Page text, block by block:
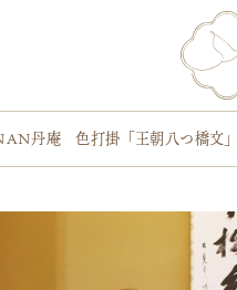
丹庵 色打掛「王朝八つ橋文」